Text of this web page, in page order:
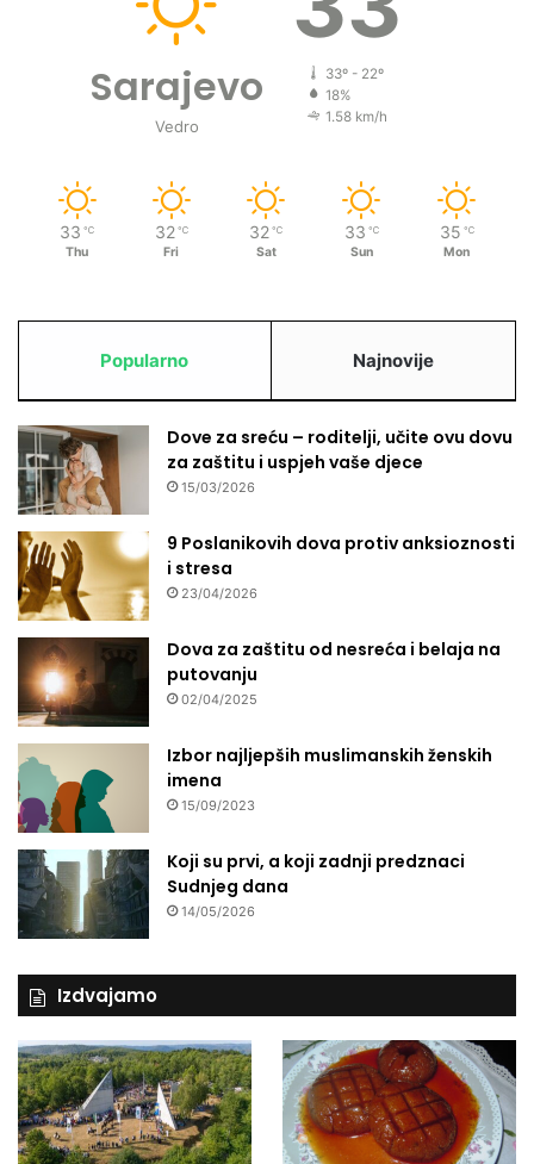
Sarajevo
Vedro
33º - 22º
18%
1.58 km/h
33 ℃
Thu
32 ℃
Fri
32 ℃
Sat
33 ℃
Sun
35 ℃
Mon
Popularno Najnovije
Dove za sreću – roditelji, učite ovu dovu
za zaštitu i uspjeh vaše djece
15/03/2026
9 Poslanikovih dova protiv anksioznosti
i stresa
23/04/2026
Dova za zaštitu od nesreća i belaja na
putovanju
02/04/2025
Izbor najljepših muslimanskih ženskih
imena
15/09/2023
Koji su prvi, a koji zadnji predznaci
Sudnjeg dana
14/05/2026
Izdvajamo